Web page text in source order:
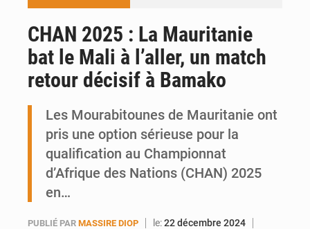
Enclavement : Les fragiles routes du Mali vers la mer
CAN féminine : les Aigles Dames se relancent
Hivernage : l’anticipation des crues à l’épreuve
CHAN 2025 : La Mauritanie
bat le Mali à l’aller, un match
retour décisif à Bamako
Les Mourabitounes de Mauritanie ont
pris une option sérieuse pour la
qualification au Championnat
d’Afrique des Nations (CHAN) 2025
en…
PUBLIÉ PAR MASSIRE DIOP le:22 décembre 2024